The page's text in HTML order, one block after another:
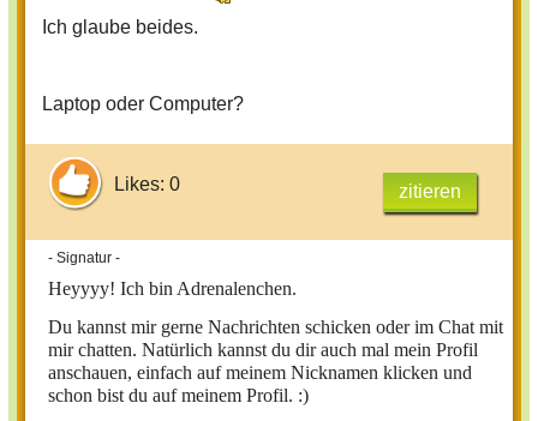
Ich glaube beides.
Laptop oder Computer?
Likes: 0 zitieren
- Signatur -
Heyyyy! Ich bin Adrenalenchen.
Du kannst mir gerne Nachrichten schicken oder im Chat mit
mir chatten. Natürlich kannst du dir auch mal mein Profil
anschauen, einfach auf meinem Nicknamen klicken und
schon bist du auf meinem Profil. :)